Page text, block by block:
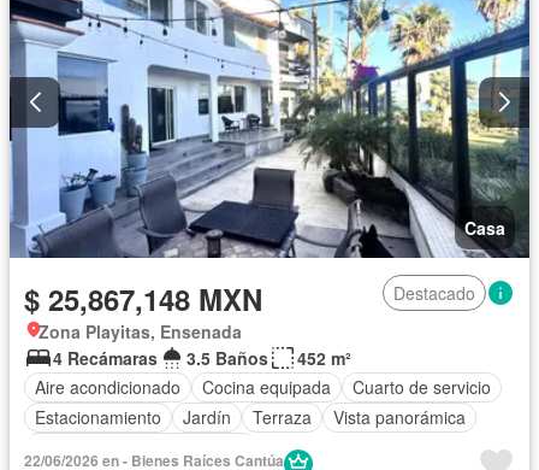
Casa
$ 25,867,148 MXN
Destacado
Zona Playitas, Ensenada
4 Recámaras
3.5 Baños
452 m²
Aire acondicionado
Cocina equipada
Cuarto de servicio
Estacionamiento
Jardín Terraza
Vista panorámica
22/06/2026 en - Bienes Raíces Cantúa